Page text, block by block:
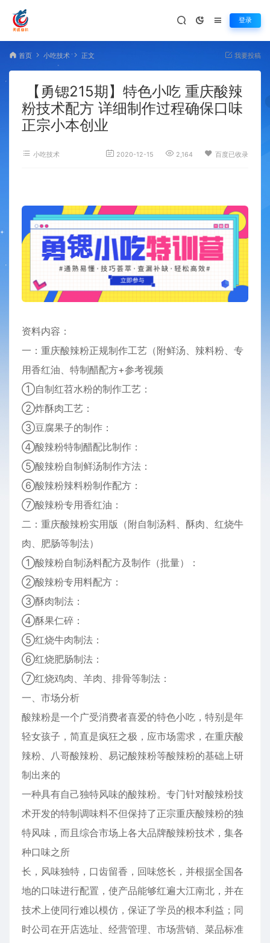
登录
首页 小吃技术 正文 我要投稿
【勇锶215期】特色小吃 重庆酸辣
粉技术配方 详细制作过程确保口味
正宗小本创业
小吃技术 2020-12-15 2,164 百度已收录
资料内容：
一：重庆酸辣粉正规制作工艺（附鲜汤、辣料粉、专
用香红油、特制醋配方+参考视频
①自制红苕水粉的制作工艺：
②炸酥肉工艺：
③豆腐果子的制作：
④酸辣粉特制醋配比制作：
⑤酸辣粉自制鲜汤制作方法：
⑥酸辣粉辣料粉制作配方：
⑦酸辣粉专用香红油：
二：重庆酸辣粉实用版（附自制汤料、酥肉、红烧牛
肉、肥肠等制法）
①酸辣粉自制汤料配方及制作（批量）：
②酸辣粉专用料配方：
③酥肉制法：
④酥果仁碎：
⑤红烧牛肉制法：
⑥红烧肥肠制法：
⑦红烧鸡肉、羊肉、排骨等制法：
一、市场分析
酸辣粉是一个广受消费者喜爱的特色小吃，特别是年
轻女孩子，简直是疯狂之极，应市场需求，在重庆酸
辣粉、八哥酸辣粉、易记酸辣粉等酸辣粉的基础上研
制出来的
一种具有自己独特风味的酸辣粉。专门针对酸辣粉技
术开发的特制调味料不但保持了正宗重庆酸辣粉的独
特风味，而且综合市场上各大品牌酸辣粉技术，集各
种口味之所
长，风味独特，口齿留香，回味悠长，并根据全国各
地的口味进行配置，使产品能够红遍大江南北，并在
技术上使同行难以模仿，保证了学员的根本利益；同
时公司在开店选址、经营管理、市场营销、菜品标准